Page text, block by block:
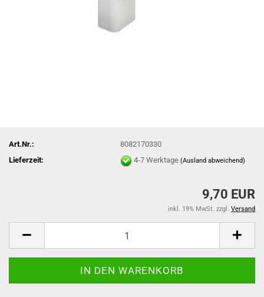
Art.Nr.:
8082170330
Lieferzeit:
4-7 Werktage(Ausland abweichend)
9,70 EUR
inkl. 19% MwSt. zzgl. Versand